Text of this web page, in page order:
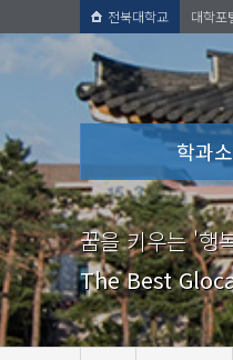
전북대학교 대학포
학과
꿈을 키우는 '행
The Best